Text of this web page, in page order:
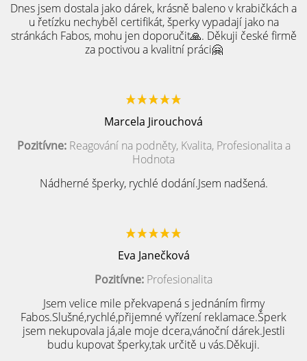
Dnes jsem dostala jako dárek, krásně baleno v krabičkách a
u řetízku nechyběl certifikát, šperky vypadají jako na
stránkách Fabos, mohu jen doporučit🙏. Děkuji české firmě
za poctivou a kvalitní práci🤗
Marcela Jirouchová
Pozitívne:Reagování na podněty, Kvalita, Profesionalita a
Hodnota
Nádherné šperky, rychlé dodání.Jsem nadšená.
Eva Janečková
Pozitívne: Profesionalita
Jsem velice mile překvapená s jednáním firmy
Fabos.Slušné,rychlé,přijemné vyřízení reklamace.Šperk
jsem nekupovala já,ale moje dcera,vánoční dárek.Jestli
budu kupovat šperky,tak určitě u vás.Děkuji.